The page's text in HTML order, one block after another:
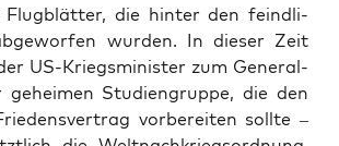
die hin­ter den feind­li­
wur­den. In die­ser Zeit
US-Kriegs­mi­nis­ter zum Gene­ral­
gehei­men Stu­di­en­grup­pe, die den
vor­be­rei­ten soll­te –